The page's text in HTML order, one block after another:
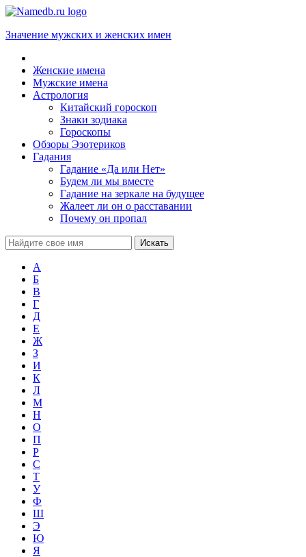
Значение мужских и женских имен
Женские имена
Мужские имена
Астрология
Китайский гороскоп
Знаки зодиака
Гороскопы
Обзоры Эзотериков
Гадания
Гадание «Да или Нет»
Будем ли мы вместе
Гадание на зеркале на будущее
Жалеет ли он о расставании
Почему он пропал
А
Б
В
Г
Д
Е
Ж
З
И
К
Л
М
Н
О
П
Р
С
Т
У
Ф
Ш
Э
Ю
Я